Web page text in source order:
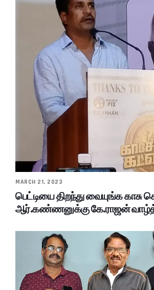
MARCH 21, 2023
பெட்டியை திறந்து வையுங்க காசு
ஆர்.கண்ணனுக்கு கே.ராஜன்